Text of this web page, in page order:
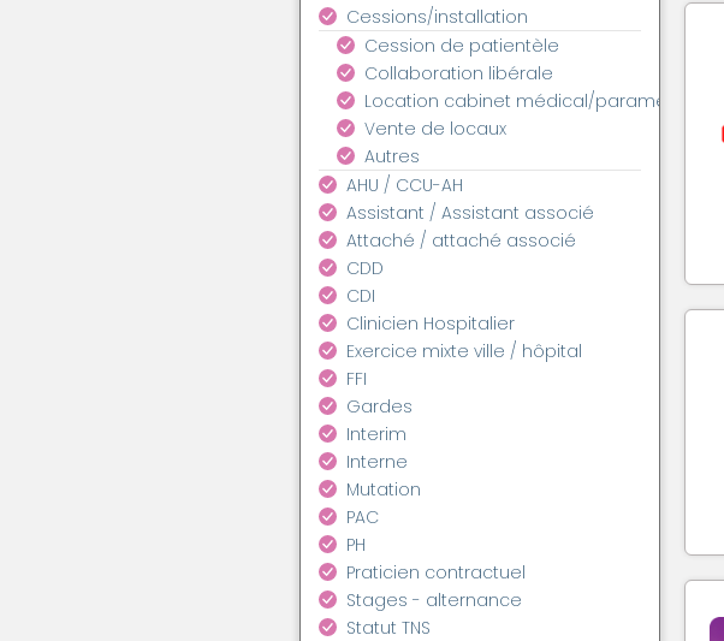
Cessions/installation
Cession de patientèle
Collaboration libérale
Location cabinet médical/paramédical
Vente de locaux
Autres
AHU / CCU-AH
Assistant / Assistant associé
Attaché / attaché associé
CDD
CDI
Clinicien Hospitalier
Exercice mixte ville / hôpital
FFI
Gardes
Interim
Interne
Mutation
PAC
PH
Praticien contractuel
Stages - alternance
Statut TNS